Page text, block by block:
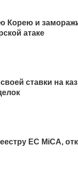
Корею и
атаке
ставки на
ЕС MiCA,